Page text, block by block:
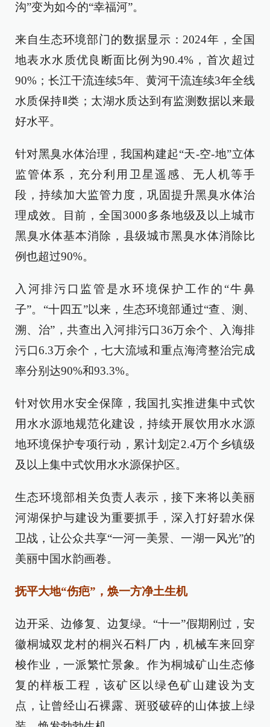
沟”变为如今的“幸福河”。
来自生态环境部门的数据显示：2024年，全国
地表水水质优良断面比例为90.4%，首次超过
90%；长江干流连续5年、黄河干流连续3年全线
水质保持Ⅱ类；太湖水质达到有监测数据以来最
好水平。
针对黑臭水体治理，我国构建起“天-空-地”立体
监管体系，充分利用卫星遥感、无人机等手
段，持续加大监管力度，巩固提升黑臭水体治
理成效。目前，全国3000多条地级及以上城市
黑臭水体基本消除，县级城市黑臭水体消除比
例也超过90%。
入河排污口监管是水环境保护工作的“牛鼻
子”。“十四五”以来，生态环境部通过“查、测、
溯、治”，共查出入河排污口36万余个、入海排
污口6.3万余个，七大流域和重点海湾整治完成
率分别达90%和93.3%。
针对饮用水安全保障，我国扎实推进集中式饮
用水水源地规范化建设，持续开展饮用水水源
地环境保护专项行动，累计划定2.4万个乡镇级
及以上集中式饮用水水源保护区。
生态环境部相关负责人表示，接下来将以美丽
河湖保护与建设为重要抓手，深入打好碧水保
卫战，让公众共享“一河一美景、一湖一风光”的
美丽中国水韵画卷。
抚平大地“伤疤”，焕一方净土生机
边开采、边修复、边复绿。“十一”假期刚过，安
徽桐城双龙村的桐兴石料厂内，机械车来回穿
梭作业，一派繁忙景象。作为桐城矿山生态修
复的样板工程，该矿区以绿色矿山建设为支
点，让曾经山石裸露、斑驳破碎的山体披上绿